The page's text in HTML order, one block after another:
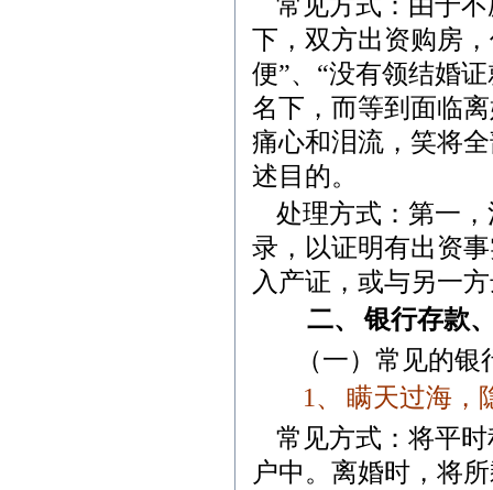
下，双方出资购房
便”、“没有领结婚
名下，而等到面临
痛心和泪流，笑将
述目的。
处理方式：第一
录，以证明有出资
入产证，或与另一
二、
银行存款
（一）常见的银
1 、
瞒天过海，
常见方式：将平
户中。离婚时，将